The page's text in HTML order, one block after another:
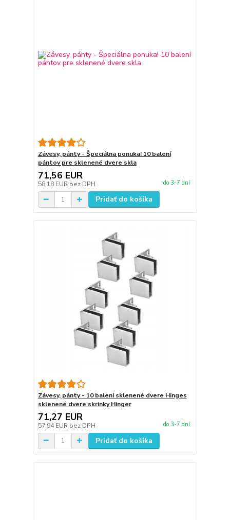
Závesy, pánty - Špeciálna ponuka! 10 balení
pántov pre sklenené dvere skla
71,56 EUR
58,18 EUR bez DPH do 3-7 dní
Pridať do košíka
Závesy, pánty - 10 balení sklenené dvere Hinges
sklenené dvere skrinky Hinger
71,27 EUR
57,94 EUR bez DPH do 3-7 dní
Pridať do košíka